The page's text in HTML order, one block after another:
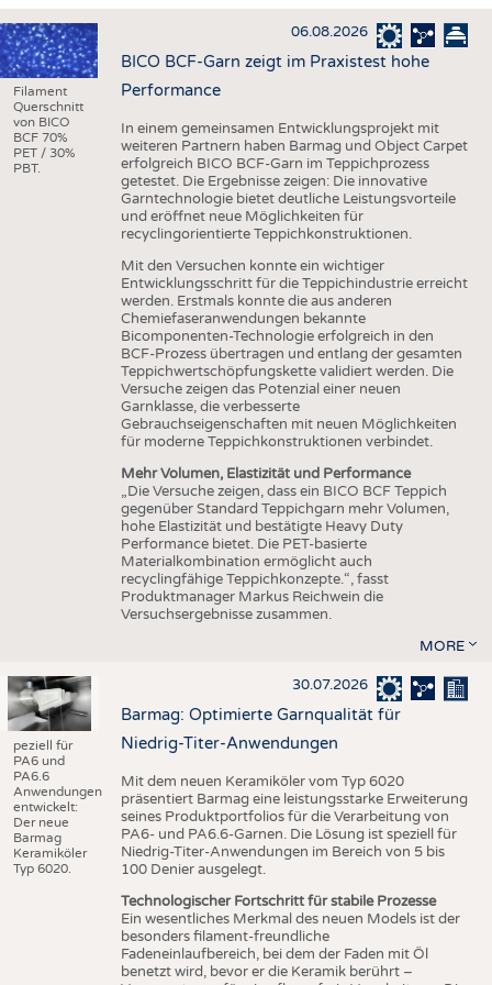
HAUS- UND HEIMTEXTILIEN
BEKLEIDUNG
TESTS
BUSINESS
UNTERNEHMEN
AUSSCHREIBUNGEN
DTV AUSSCHREIBUNGSDIENST
STATISTICS
ADRESSEN & LINKS
PUBLIKATIONEN
BRANCHENTERMINE
Filament
Querschnitt
von BICO
BCF 70%
PET / 30%
PBT.
06.08.2026
BICO BCF-Garn zeigt im Praxistest hohe
Performance
In einem gemeinsamen Entwicklungsprojekt mit
weiteren Partnern haben Barmag und Object Carpet
erfolgreich BICO BCF-Garn im Teppichprozess
getestet. Die Ergebnisse zeigen: Die innovative
Garntechnologie bietet deutliche Leistungsvorteile
und eröffnet neue Möglichkeiten für
recyclingorientierte Teppichkonstruktionen.
Mit den Versuchen konnte ein wichtiger
Entwicklungsschritt für die Teppichindustrie erreicht
werden. Erstmals konnte die aus anderen
Chemiefaseranwendungen bekannte
Bicomponenten-Technologie erfolgreich in den
BCF-Prozess übertragen und entlang der gesamten
Teppichwertschöpfungskette validiert werden. Die
Versuche zeigen das Potenzial einer neuen
Garnklasse, die verbesserte
Gebrauchseigenschaften mit neuen Möglichkeiten
für moderne Teppichkonstruktionen verbindet.
Mehr Volumen, Elastizität und Performance
„Die Versuche zeigen, dass ein BICO BCF Teppich
gegenüber Standard Teppichgarn mehr Volumen,
hohe Elastizität und bestätigte Heavy Duty
Performance bietet. Die PET-basierte
Materialkombination ermöglicht auch
recyclingfähige Teppichkonzepte.“, fasst
Produktmanager Markus Reichwein die
Versuchsergebnisse zusammen.
MORE
peziell für
PA6 und
PA6.6
Anwendungen
entwickelt:
Der neue
Barmag
Keramiköler
Typ 6020.
30.07.2026
Barmag: Optimierte Garnqualität für
Niedrig-Titer-Anwendungen
Mit dem neuen Keramiköler vom Typ 6020
präsentiert Barmag eine leistungsstarke Erweiterung
seines Produktportfolios für die Verarbeitung von
PA6- und PA6.6-Garnen. Die Lösung ist speziell für
Niedrig-Titer-Anwendungen im Bereich von 5 bis
100 Denier ausgelegt.
Technologischer Fortschritt für stabile Prozesse
Ein wesentliches Merkmal des neuen Models ist der
besonders filament-freundliche
Fadeneinlaufbereich, bei dem der Faden mit Öl
benetzt wird, bevor er die Keramik berührt –